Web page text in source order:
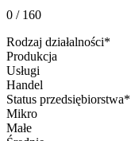
0 / 160
Rodzaj działalności*
Produkcja
Usługi
Handel
Status przedsiębiorstwa*
Mikro
Małe